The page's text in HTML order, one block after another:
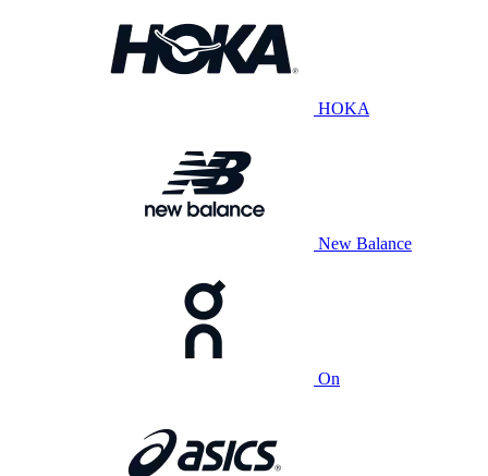
HOKA
New Balance
On